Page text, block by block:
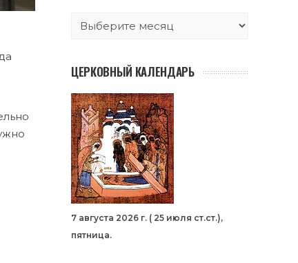
ЦЕРКОВНЫЙ КАЛЕНДАРЬ
7 августа 2026 г. ( 25 июля ст.ст.),
пятница.